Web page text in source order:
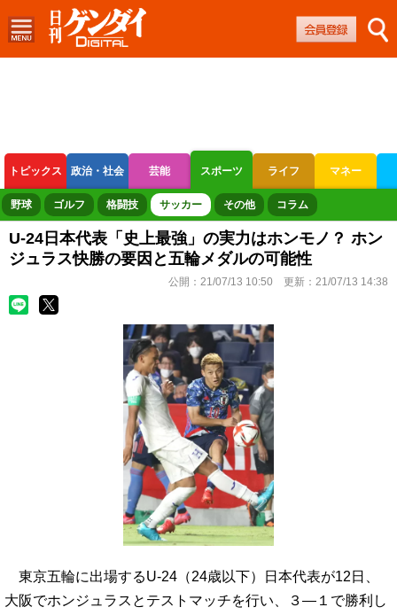
トピックス 政治・社会 芸能 スポーツ ライフ マネー
ボートレース 競輪 オートレース
野球 ゴルフ 格闘技 サッカー その他 コラム
U-24日本代表「史上最強」の実力はホンモノ？ ホン
ジュラス快勝の要因と五輪メダルの可能性
公開： 21/07/13 10:50 更新： 21/07/13 14:38
東京五輪に出場するU-24（24歳以下）日本代表が12日、
大阪でホンジュラスとテストマッチを行い、３―１で勝利し